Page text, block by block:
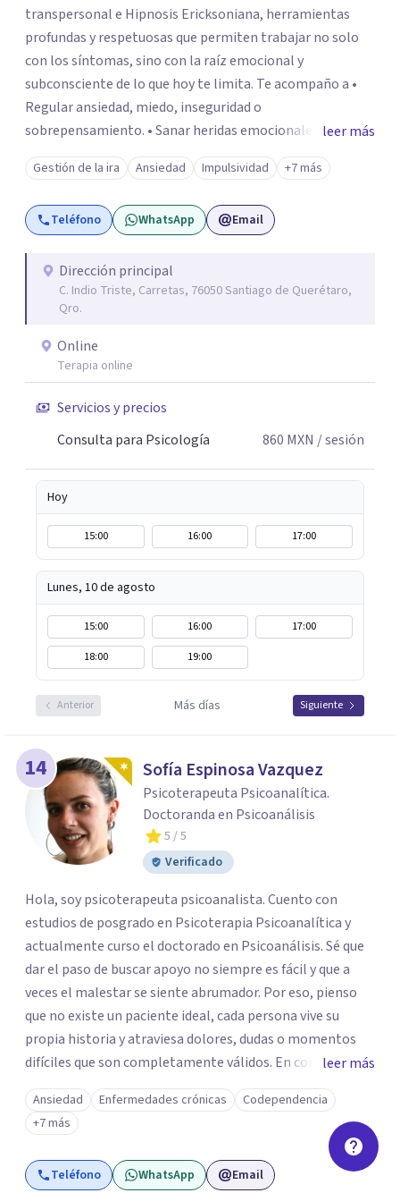
transpersonal e Hipnosis Ericksoniana, herramientas
profundas y respetuosas que permiten trabajar no solo
con los síntomas, sino con la raíz emocional y
subconsciente de lo que hoy te limita. Te acompaño a •
Regular ansiedad, miedo, inseguridad o
sobrepensamiento. • Sanar heridas emocionales y
fortalecer tu autoestima. . Comprender por qué repites
ciertos patrones o emociones. Puedes superar lo que te
preocupa y lograr tus objetivos más pronto de lo que
imaginas. Contáctame por Wahtsapp. Puedo ayudarte.
leer más
Gestión de la ira Ansiedad Impulsividad +7 más
Teléfono WhatsApp Email
Dirección principal
C. Indio Triste, Carretas, 76050 Santiago de Querétaro,
Qro.
Online
Terapia online
Servicios y precios
Consulta para Psicología
860 MXN / sesión
Hoy
15:00 16:00 17:00
Lunes, 10 de agosto
15:00 16:00
17:00
18:00
19:00
Anterior Más días Siguiente
14 Sofía Espinosa Vazquez
Psicoterapeuta Psicoanalítica.
Doctoranda en Psicoanálisis
5 / 5
Verificado
Hola, soy psicoterapeuta psicoanalista. Cuento con
estudios de posgrado en Psicoterapia Psicoanalítica y
actualmente curso el doctorado en Psicoanálisis. Sé que
dar el paso de buscar apoyo no siempre es fácil y que a
veces el malestar se siente abrumador. Por eso, pienso
que no existe un paciente ideal, cada persona vive su
propia historia y atraviesa dolores, dudas o momentos
difíciles que son completamente válidos. En consulta, mi
intención es ofrecerte un espacio humano y seguro, en el
que sientas la confianza para expresarte y sentir. Nos
daremos el tiempo de ir recorriendo tu historia de vida,
identificando con calma de dónde viene aquello que hoy
pesa haciendo consciente el origen, tus emociones y
leer más
Ansiedad Enfermedades crónicas
Codependencia
+7 más
Teléfono WhatsApp Email